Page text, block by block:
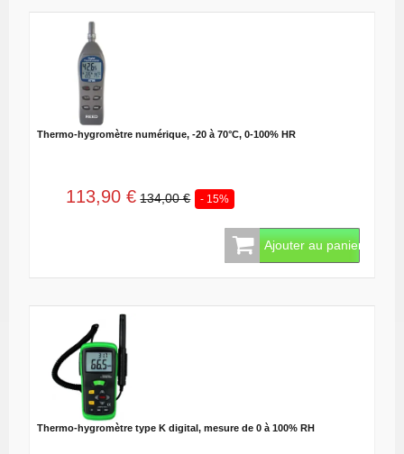
Thermo-hygromètre numérique, -20 à 70°C, 0-100% HR
113,90 € 134,00 € - 15%
Ajouter au panier
Thermo-hygromètre type K digital, mesure de 0 à 100% RH